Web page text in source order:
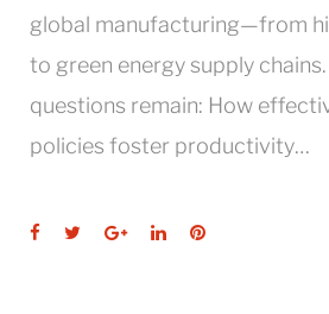
global manufacturing—from
to green energy supply
questions remain: How
policies foster productivity…
Facebook
TwitterGoogle+LinkedInPinterest